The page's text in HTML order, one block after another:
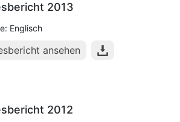
2013
Englisch
ansehen
2012